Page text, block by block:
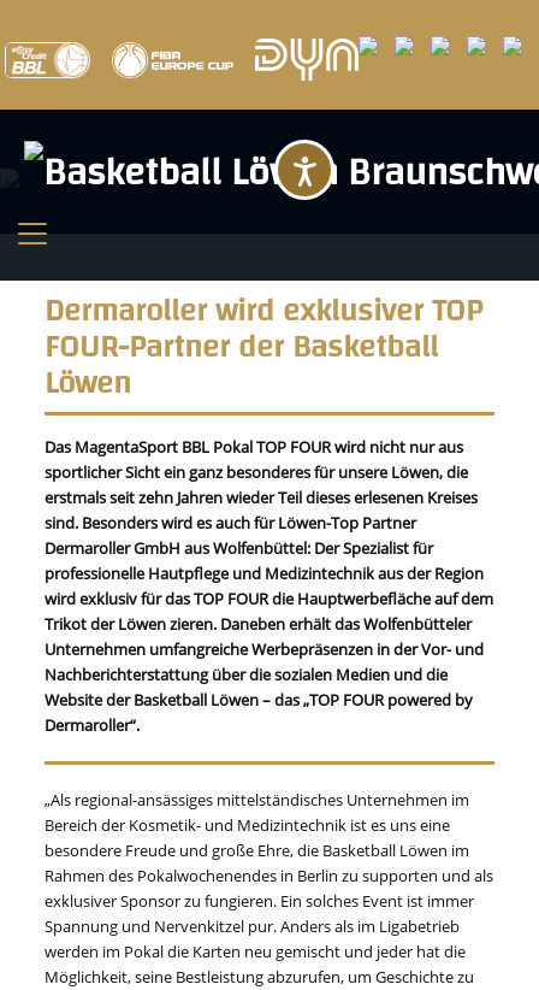
Dermaroller wird exklusiver TOP
FOUR-Partner der Basketball
Löwen
Das MagentaSport BBL Pokal TOP FOUR wird nicht nur aus
sportlicher Sicht ein ganz besonderes für unsere Löwen, die
erstmals seit zehn Jahren wieder Teil dieses erlesenen Kreises
sind. Besonders wird es auch für Löwen-Top Partner
Dermaroller GmbH aus Wolfenbüttel: Der Spezialist für
professionelle Hautpflege und Medizintechnik aus der Region
wird exklusiv für das TOP FOUR die Hauptwerbefläche auf dem
Trikot der Löwen zieren. Daneben erhält das Wolfenbütteler
Unternehmen umfangreiche Werbepräsenzen in der Vor- und
Nachberichterstattung über die sozialen Medien und die
Website der Basketball Löwen – das „TOP FOUR powered by
Dermaroller“.
„Als regional-ansässiges mittelständisches Unternehmen im
Bereich der Kosmetik- und Medizintechnik ist es uns eine
besondere Freude und große Ehre, die Basketball Löwen im
Rahmen des Pokalwochenendes in Berlin zu supporten und als
exklusiver Sponsor zu fungieren. Ein solches Event ist immer
Spannung und Nervenkitzel pur. Anders als im Ligabetrieb
werden im Pokal die Karten neu gemischt und jeder hat die
Möglichkeit, seine Bestleistung abzurufen, um Geschichte zu